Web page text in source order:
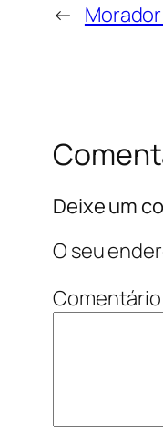
←
Deixe um
O seu
Comentário